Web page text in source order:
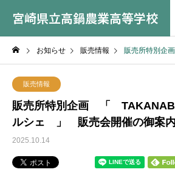
宮崎県立高鍋農業高等学校
お知らせ 販売情報 販売所特別企画 「
販売情報
販売所特別企画 「
ルシェ 」 販売会開催の御案内
2025.10.14